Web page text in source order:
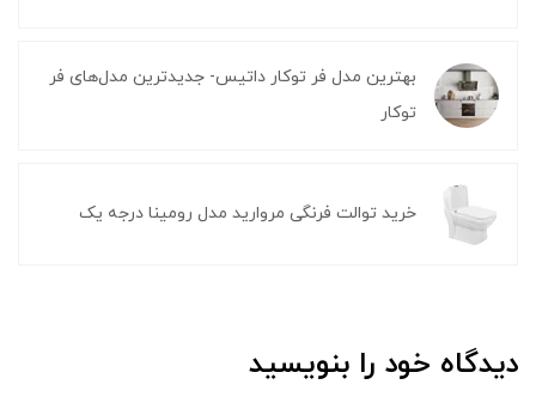
بهترین مدل فر توکار داتیس- جدیدترین مدل‌های فر
توکار
خرید توالت فرنگی مروارید مدل رومینا درجه یک
دیدگاه خود را بنویسید